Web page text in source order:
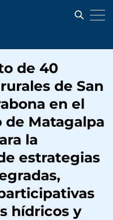
de 40
de San
en el
Matagalpa
la
estrategias
hídricos y